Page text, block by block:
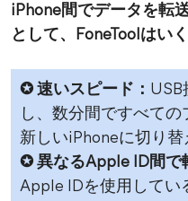
iPhone間でデータを転
として、FoneToolはい
✪ 速いスピード： USB
し、数分間ですべて
新しいiPhoneに切り替
✪ 異なるApple ID間で
Apple IDを使用してい